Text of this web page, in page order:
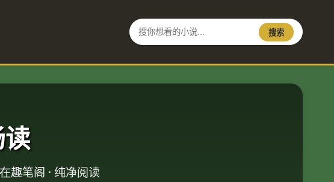
搜索
趣笔阁 · 纯净阅读